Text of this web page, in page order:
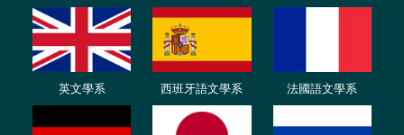
英文學系 西班牙語文學系 法國語文學系